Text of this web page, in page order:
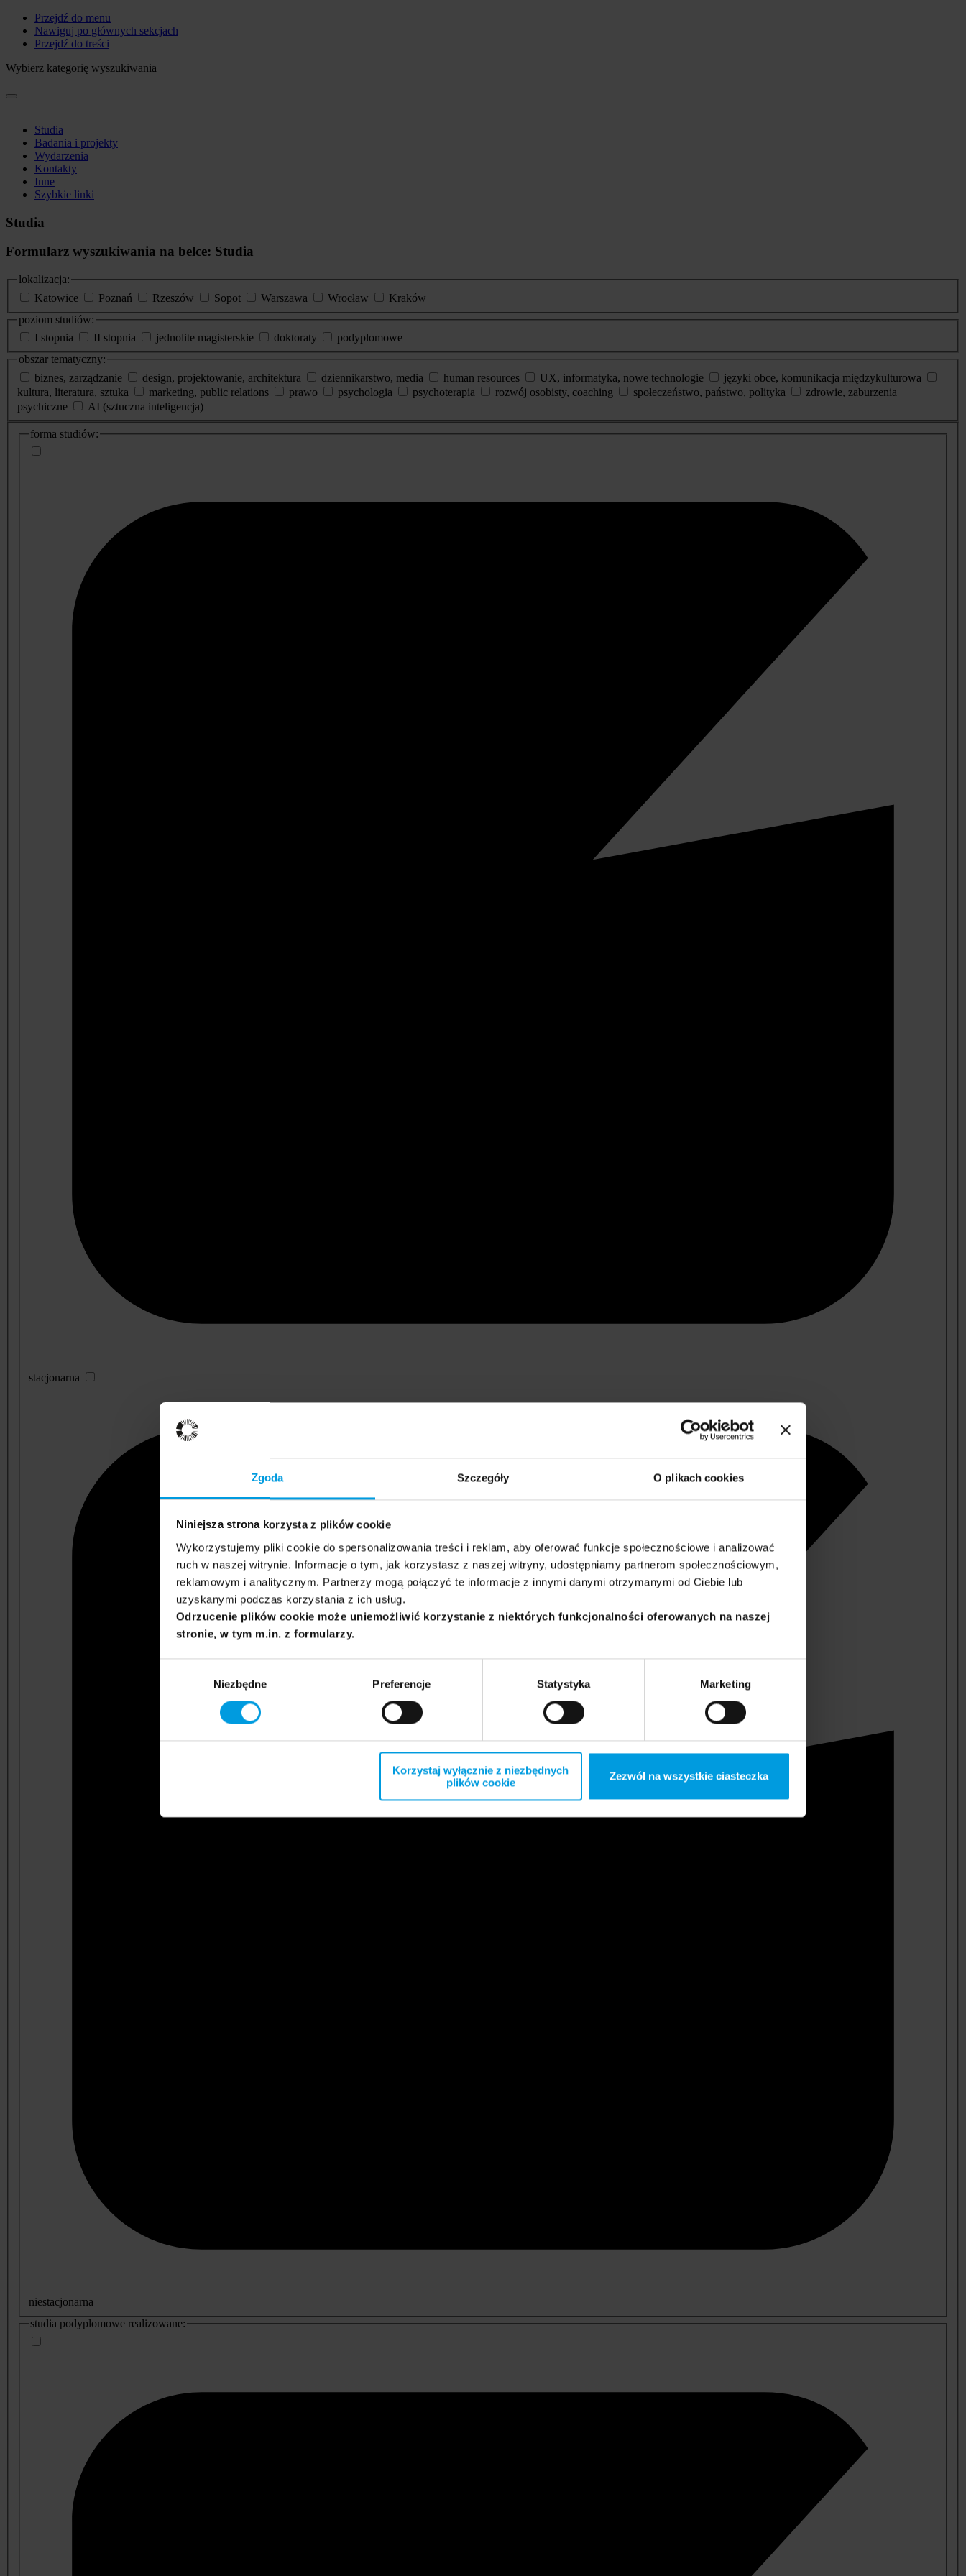
Zgoda Szczegóły O plikach cookies
Niniejsza strona korzysta z plików cookie
Wykorzystujemy pliki cookie do spersonalizowania treści i reklam, aby oferować funkcje społecznościowe i analizować
ruch w naszej witrynie. Informacje o tym, jak korzystasz z naszej witryny, udostępniamy partnerom społecznościowym,
reklamowym i analitycznym. Partnerzy mogą połączyć te informacje z innymi danymi otrzymanymi od Ciebie lub
uzyskanymi podczas korzystania z ich usług.
Odrzucenie plików cookie może uniemożliwić korzystanie z niektórych funkcjonalności oferowanych na naszej
stronie, w tym m.in. z formularzy.
Niezbędne Preferencje Statystyka Marketing
Korzystaj wyłącznie z niezbędnych
plików cookie
Zezwól na wszystkie ciasteczka
Przejdź do menu
Nawiguj po głównych sekcjach
Przejdź do treści
Wybierz kategorię wyszukiwania
Studia
Badania i projekty
Wydarzenia
Kontakty
Inne
Szybkie linki
Studia
Formularz wyszukiwania na belce: Studia
lokalizacja:
Katowice
Poznań Rzeszów Sopot Warszawa Wrocław
Kraków
poziom studiów:
I stopnia
II stopnia jednolite magisterskie doktoraty
podyplomowe
obszar tematyczny:
biznes, zarządzanie
design, projektowanie, architektura dziennikarstwo, media human resources UX, informatyka, nowe technologie
języki obce, komunikacja międzykulturowa
kultura, literatura, sztuka
marketing, public relations prawo psychologia psychoterapia rozwój osobisty, coaching społeczeństwo, państwo, polityka
zdrowie, zaburzenia
psychiczne
AI (sztuczna inteligencja)
dodatkowe
informacje
forma studiów:
stacjonarna
niestacjonarna
studia podyplomowe realizowane: